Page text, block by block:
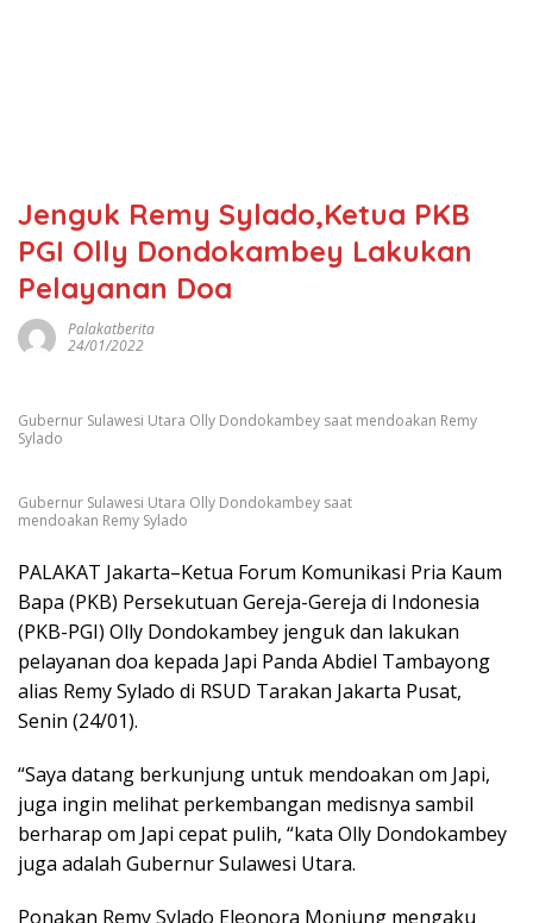
Jenguk Remy Sylado,Ketua PKB
PGI Olly Dondokambey Lakukan
Pelayanan Doa
Palakatberita
24/01/2022
Gubernur Sulawesi Utara Olly Dondokambey saat mendoakan Remy
Sylado
Gubernur Sulawesi Utara Olly Dondokambey saat
mendoakan Remy Sylado
PALAKAT Jakarta–Ketua Forum Komunikasi Pria Kaum
Bapa (PKB) Persekutuan Gereja-Gereja di Indonesia
(PKB-PGI) Olly Dondokambey jenguk dan lakukan
pelayanan doa kepada Japi Panda Abdiel Tambayong
alias Remy Sylado di RSUD Tarakan Jakarta Pusat,
Senin (24/01).
“Saya datang berkunjung untuk mendoakan om Japi,
juga ingin melihat perkembangan medisnya sambil
berharap om Japi cepat pulih, “kata Olly Dondokambey
juga adalah Gubernur Sulawesi Utara.
Ponakan Remy Sylado Eleonora Moniung mengaku